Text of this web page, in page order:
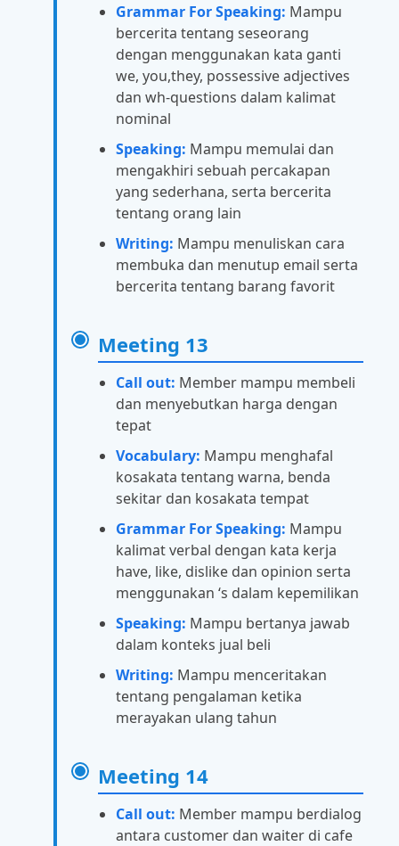
Grammar For Speaking: Mampu
bercerita tentang seseorang
dengan menggunakan kata ganti
we, you,they, possessive adjectives
dan wh-questions dalam kalimat
nominal
Speaking: Mampu memulai dan
mengakhiri sebuah percakapan
yang sederhana, serta bercerita
tentang orang lain
Writing: Mampu menuliskan cara
membuka dan menutup email serta
bercerita tentang barang favorit
Meeting 13
Call out: Member mampu membeli
dan menyebutkan harga dengan
tepat
Vocabulary: Mampu menghafal
kosakata tentang warna, benda
sekitar dan kosakata tempat
Grammar For Speaking: Mampu
kalimat verbal dengan kata kerja
have, like, dislike dan opinion serta
menggunakan ‘s dalam kepemilikan
Speaking: Mampu bertanya jawab
dalam konteks jual beli
Writing: Mampu menceritakan
tentang pengalaman ketika
merayakan ulang tahun
Meeting 14
Call out: Member mampu berdialog
antara customer dan waiter di cafe